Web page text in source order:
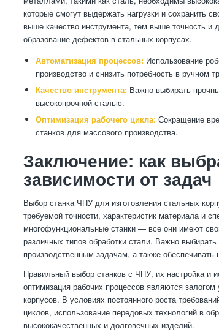
которые смогут выдержать нагрузки и сохранить
выше качество инструмента, тем выше точность и
образование дефектов в стальных корпусах.
Автоматизация процессов: Использование
производство и снизить потребность в ручном
Качество инструмента: Важно выбирать
высокопрочной сталью.
Оптимизация рабочего цикла: Сокращение
станков для массового производства.
Заключение: как
зависимости от задач
Выбор станка ЧПУ для изготовления стальных
требуемой точности, характеристик материала и
многофункциональные станки — все они имеют
различных типов обработки стали. Важно
производственным задачам, а также
Правильный выбор станков с ЧПУ, их настройка и
оптимизация рабочих процессов являются
корпусов. В условиях постоянного роста
циклов, использование передовых технологий в
высококачественных и долговечных изделий.